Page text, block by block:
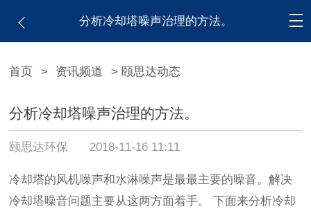
分析冷却塔噪声治理的方法。
首页 > 资讯频道 > 颐思达动态
分析冷却塔噪声治理的方法。
颐思达环保 2018-11-16 11:11
冷却塔的风机噪声和水淋噪声是最最主要的噪音。解决
冷却塔噪音问题主要从这两方面着手。 下面来分析冷却